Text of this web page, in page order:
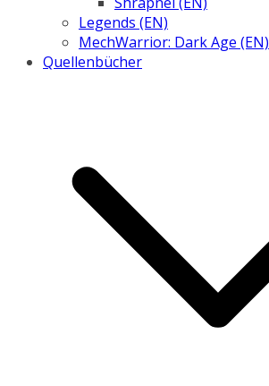
Legends (EN)
MechWarrior: Dark Age (EN)
Quellenbücher